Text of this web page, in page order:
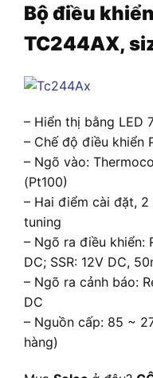
Bộ điều
TC244AX,
– Hiển thị bằng LED
– Chế độ điều khiển
– Ngõ vào:
(Pt100)
– Hai điểm cài đặt,
tuning
– Ngõ ra điều khiển:
DC; SSR: 12V DC,
– Ngõ ra cảnh báo:
DC
– Nguồn cấp: 85 ~
hàng)